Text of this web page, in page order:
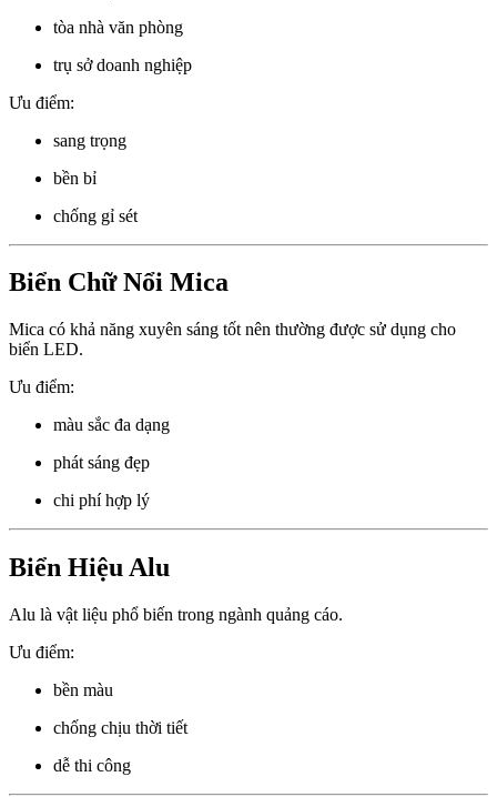
tòa nhà văn phòng
trụ sở doanh nghiệp
Ưu điểm:
sang trọng
bền bỉ
chống gỉ sét
Biển Chữ Nổi Mica
Mica có khả năng xuyên sáng tốt nên thường được sử dụng cho
biển LED.
Ưu điểm:
màu sắc đa dạng
phát sáng đẹp
chi phí hợp lý
Biển Hiệu Alu
Alu là vật liệu phổ biến trong ngành quảng cáo.
Ưu điểm:
bền màu
chống chịu thời tiết
dễ thi công